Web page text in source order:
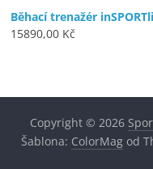
Běhací trenažér
15890,00 Kč
Copyright © 2026
Šablona: ColorMagod